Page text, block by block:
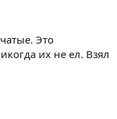
Это
их не ел. Взял